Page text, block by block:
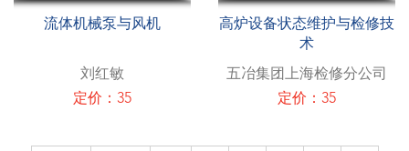
流体机械泵与风机
刘红敏
定价：35
高炉设备状态维护与检修技
术
五冶集团上海检修分公司
定价：35